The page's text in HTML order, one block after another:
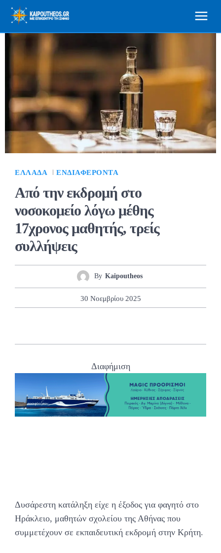
ΕΛΛΆΔΑ ΕΝΔΙΑΦΈΡΟΝΤΑ
Από την εκδρομή στο
νοσοκομείο λόγω μέθης
17χρονος μαθητής, τρείς
συλλήψεις
By Kaipoutheos
30 Νοεμβρίου 2025
Διαφήμιση
Δυσάρεστη κατάληξη είχε η έξοδος για φαγητό στο
Ηράκλειο, μαθητών σχολείου της Αθήνας που
συμμετέχουν σε εκπαιδευτική εκδρομή στην Κρήτη.